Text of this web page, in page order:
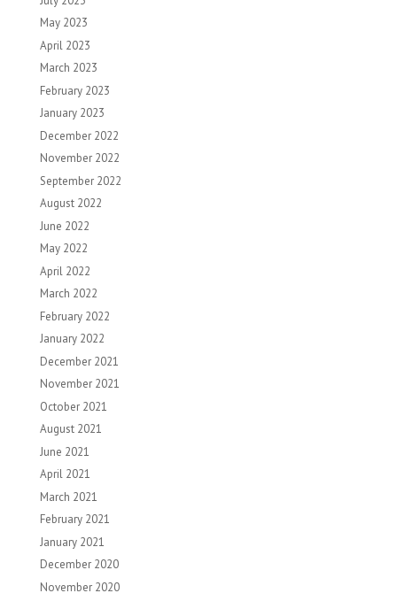
May 2023
April 2023
March 2023
February 2023
January 2023
December 2022
November 2022
September 2022
August 2022
June 2022
May 2022
April 2022
March 2022
February 2022
January 2022
December 2021
November 2021
October 2021
August 2021
June 2021
April 2021
March 2021
February 2021
January 2021
December 2020
November 2020